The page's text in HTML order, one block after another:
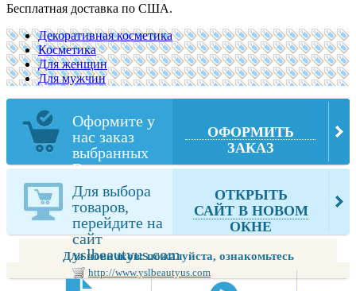
Бесплатная доставка по США.
Декоративная косметика
Косметика
Для женщин
Для мужчин
Оформите у
нас заказ
выбранных
Вами товаров
из
yslbeautyus.com
ОФОРМИТЬ
ЗАКАЗ
Для выбора
товаров,
перейдите на
сайт
yslbeautyus.com
http://www.yslbeautyus.com
ОТКРЫТЬ
САЙТ В НОВОМ
ОКНЕ
Для новичков: пожалуйста, ознакомьтесь